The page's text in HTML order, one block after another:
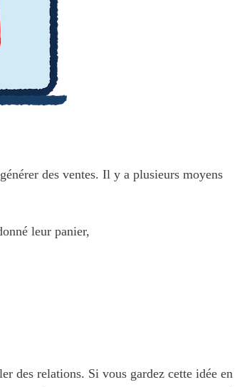
des ventes. Il y a plusieurs moyens
leur panier,
des relations. Si vous gardez cette idée en